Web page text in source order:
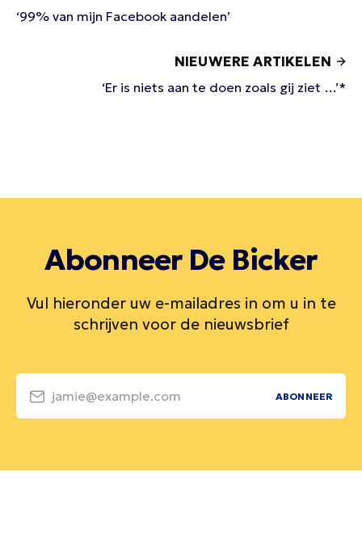
‘99% van mijn Facebook aandelen’
NIEUWERE ARTIKELEN
‘Er is niets aan te doen zoals gij ziet …’*
Abonneer De Bicker
Vul hieronder uw e-mailadres in om u in te
schrijven voor de nieuwsbrief
jamie@example.com ABONNEER